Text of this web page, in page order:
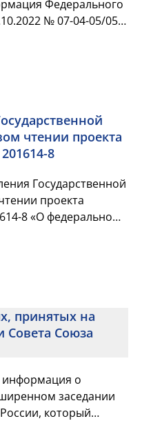
Федерального
№ 07-04-05/05-
чтении проекта
8
Государственной
проекта
8 «О федеральном
принятых на
Совета Союза
о
заседании
который